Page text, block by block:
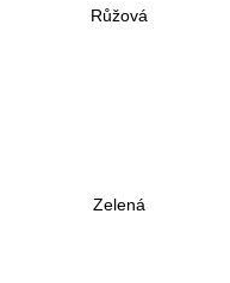
Růžová
Zelená